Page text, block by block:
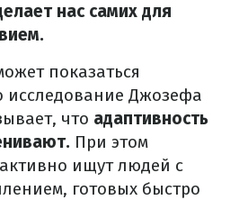
нас самих для
показаться
Джозефа
что адаптивность
При этом
ищут людей с
готовых быстро